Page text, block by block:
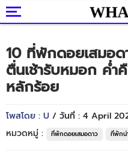
10 ที่พักดอยเสมอ
ตื่นเช้ารับหมอก ค่ำ
หลักร้อย
โพสโดย : U / วันที่ : 4 April
หมวดหมู่ :
ที่พักดอยเสมอดาว ที่พักน่